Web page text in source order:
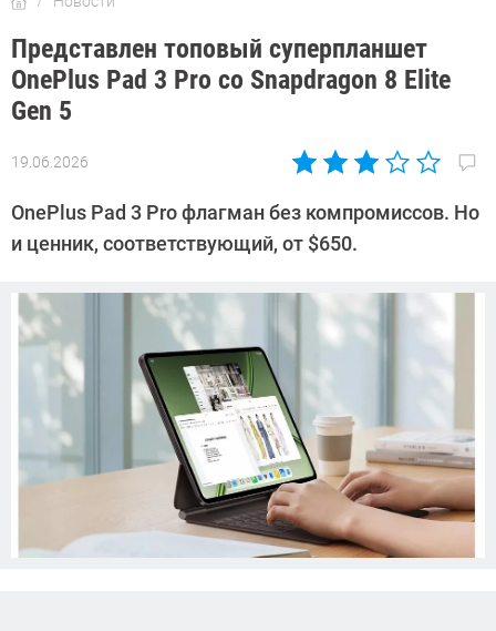
Представлен топовый суперпланшет
OnePlus Pad 3 Pro со Snapdragon 8 Elite
Gen 5
19.06.2026
Автор:
Калашников
OnePlus Pad 3 Pro флагман без компромиссов. Но
и ценник, соответствующий, от $650.